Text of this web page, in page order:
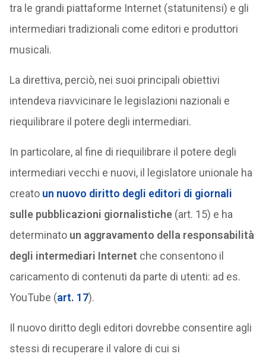
tra le grandi piattaforme Internet (statunitensi) e gli
intermediari tradizionali come editori e produttori
musicali.
La direttiva, perciò, nei suoi principali obiettivi
intendeva riavvicinare le legislazioni nazionali e
riequilibrare il potere degli intermediari.
In particolare, al fine di riequilibrare il potere degli
intermediari vecchi e nuovi, il legislatore unionale ha
creato un nuovo diritto degli editori di giornali
sulle pubblicazioni giornalistiche(art. 15) e ha
determinato un aggravamento della responsabilità
degli intermediari Internet che consentono il
caricamento di contenuti da parte di utenti: ad es.
YouTube (art. 17).
Il nuovo diritto degli editori dovrebbe consentire agli
stessi di recuperare il valore di cui si